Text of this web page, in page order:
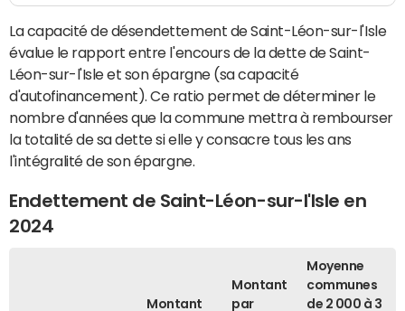
La capacité de désendettement de Saint-Léon-sur-l'Isle
évalue le rapport entre l'encours de la dette de Saint-
Léon-sur-l'Isle et son épargne (sa capacité
d'autofinancement). Ce ratio permet de déterminer le
nombre d'années que la commune mettra à rembourser
la totalité de sa dette si elle y consacre tous les ans
l'intégralité de son épargne.
Endettement de Saint-Léon-sur-l'Isle en
2024
Montant
Montant
par
Moyenne
communes
de 2 000 à 3